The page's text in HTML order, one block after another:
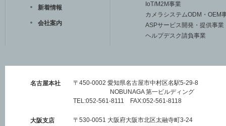
新着情報
会社案内
IoT/M2M事業
カメラシステムODM・OEM
ASPサービス開発・提供事業
ヘルプデスク請負事業
名古屋本社
〒450-0002 愛知県名古屋市中村区名駅5-29-8
NOBUNAGA 第一ビルディング
TEL:052-561-8111 FAX:052-561-8118
大阪支店
〒530-0051 大阪府大阪市北区太融寺町3-24